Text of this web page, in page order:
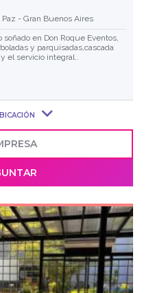
Paz - Gran Buenos Aires
en Don Roque Eventos,
y parquisadas,cascada
el servicio integral..